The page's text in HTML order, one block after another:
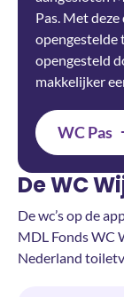
Pas. Met
opengestelde
opengesteld
makkelijker
WC Pas
De WC
De wc’s op de
MDL Fonds WC
Nederland